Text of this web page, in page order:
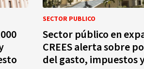
SECTOR PUBLICO
Sector público en
CREES alerta sobre
del gasto, impuestos